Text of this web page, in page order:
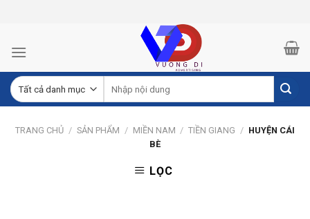
TRANG CHỦ / SẢN PHẨM / MIỀN NAM / TIỀN GIANG / HUYỆN CÁI
BÈ
LỌC